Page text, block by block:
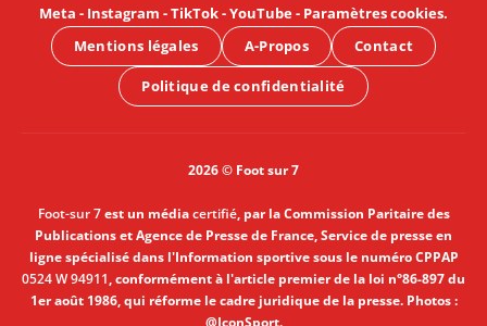
Meta - Instagram -TikTok-YouTube- Paramètres cookies.
Mentions légales
A-Propos Contact
Politique de confidentialité
2026 © Foot sur 7
Foot-sur 7est un médiacertifié, par la Commission Paritaire des
Publications et Agence de Presse de France, Service de presse en
ligne spécialisé dans l'Information sportive sous le numéro CPPAP
0524 W 94911, conformément à l'article premier de la loi n°86-897 du
1er août 1986, qui réforme le cadre juridique de la presse. Photos :